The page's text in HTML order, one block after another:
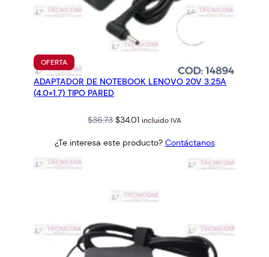
i
d
a
OFERTAPRODUCTO
EN
OFERTA
ADAPTADOR DE NOTEBOOK LENOVO 20V 3.25A
(4.0×1.7) TIPO PARED
$36.73 Original
was:
$34.01Current
is:
incluido IVA
¿Te interesa este producto? Contáctanos